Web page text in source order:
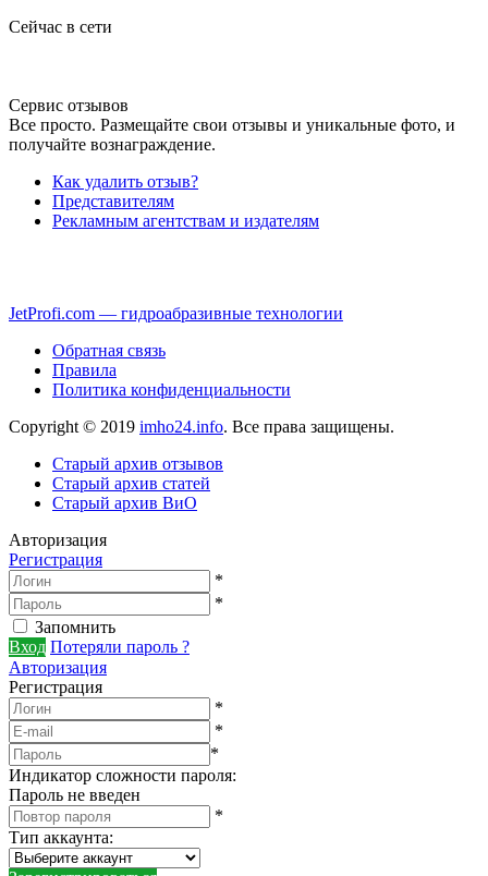
Сейчас в сети
Сервис отзывов
Все просто. Размещайте свои отзывы и уникальные фото, и
получайте вознаграждение.
Как удалить отзыв?
Представителям
Рекламным агентствам и издателям
JetProfi.com — гидроабразивные технологии
Обратная связь
Правила
Политика конфиденциальности
Copyright © 2019 imho24.info. Все права защищены.
Старый архив отзывов
Старый архив статей
Старый архив ВиО
Авторизация
Регистрация
*
*
Запомнить
Вход Потеряли пароль ?
Авторизация
Регистрация
*
*
*
Индикатор сложности пароля:
Пароль не введен
*
Тип аккаунта: